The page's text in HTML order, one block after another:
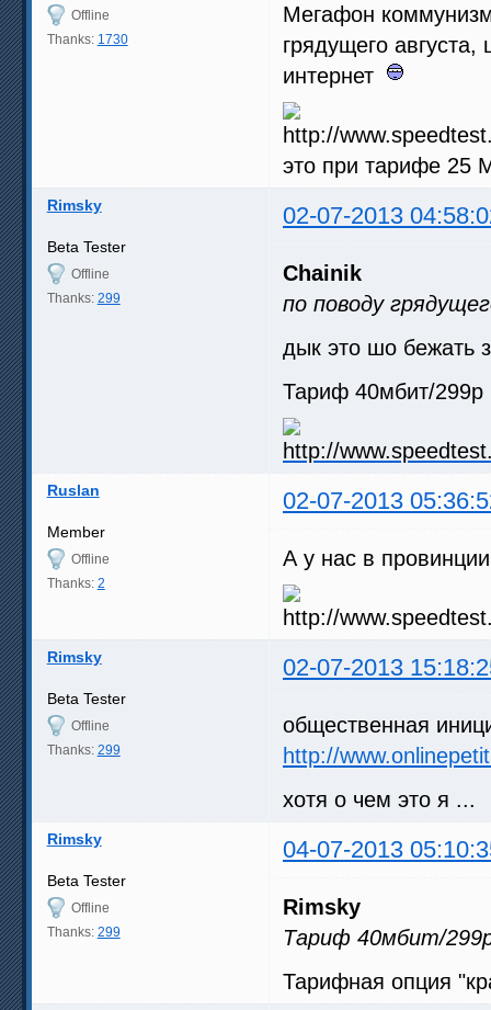
Offline
Thanks: 1730
Мегафон
грядущего
интернет
это при тарифе 25
Rimsky 02-07-2013
Beta Tester
Offline
Thanks: 299
Chainik
по поводу
дык это шо бежать
Тариф 40мбит/299р
Ruslan 02-07-2013
Member
Offline
Thanks: 2
А у нас в
Rimsky 02-07-2013
Beta Tester
Offline
Thanks: 299
общественная
http://
хотя о чем это я ...
Rimsky 04-07-2013
Beta Tester
Offline
Thanks: 299
Rimsky
Тариф 40мбит/
Тарифная опция